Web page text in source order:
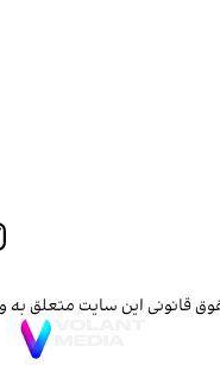
قانونی این سایت متعلق به